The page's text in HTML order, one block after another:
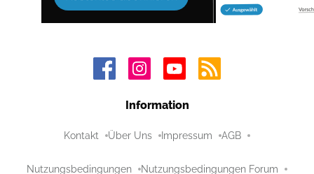
Information
Kontakt Über Uns Impressum AGB
Nutzungsbedingungen Nutzungsbedingungen Forum